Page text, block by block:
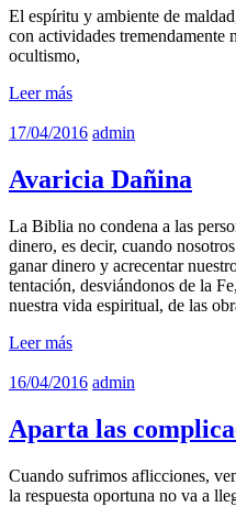
El espíritu y ambiente de
con actividades tremendamente
ocultismo,
Leer más
17/04/2016 admin
Avaricia Dañina
La Biblia no condena a las
dinero, es decir, cuando
ganar dinero y acrecentar
tentación, desviándonos de la
nuestra vida espiritual, de las
Leer más
16/04/2016 admin
Aparta las
Cuando sufrimos aflicciones,
la respuesta oportuna no va a